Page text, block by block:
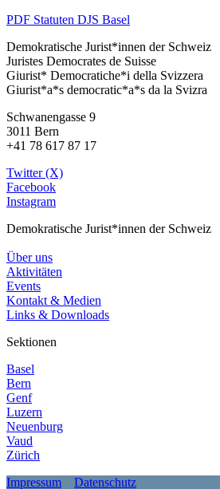
PDF Statuten DJS Basel
Demokratische Jurist*innen der Schweiz
Juristes Democrates de Suisse
Giurist* Democratiche*i della Svizzera
Giurist*a*s democratic*a*s da la Svizra
Schwanengasse 9
3011 Bern
+41 78 617 87 17
Twitter (X)
Facebook
Instagram
Demokratische Jurist*innen der Schweiz
Über uns
Aktivitäten
Events
Kontakt & Medien
Links & Downloads
Sektionen
Basel
Bern
Genf
Luzern
Neuenburg
Vaud
Zürich
Impressum
Datenschutz